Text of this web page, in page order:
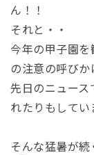
ん！！
それと・・
今年の甲子園
の注意の呼びか
先日のニュー
れたりもしてい
そんな猛暑が